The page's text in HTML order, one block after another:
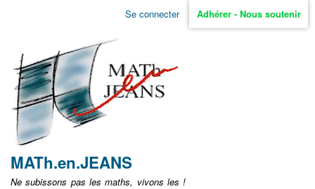
Aller
non
identifié
Se connecter Adhérer - Nous soutenir
MATh.en.JEANS
Ne subissons pas les maths, vivons les !